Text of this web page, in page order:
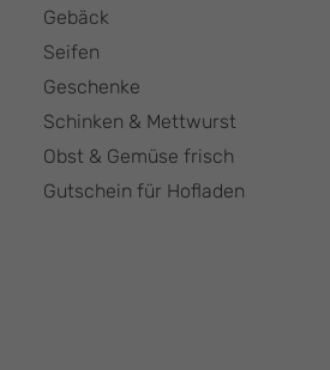
Gebäck
Seifen
Geschenke
Schinken & Mettwurst
Obst & Gemüse frisch
Gutschein für Hofladen